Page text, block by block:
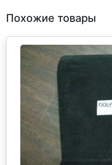
Похожие товары